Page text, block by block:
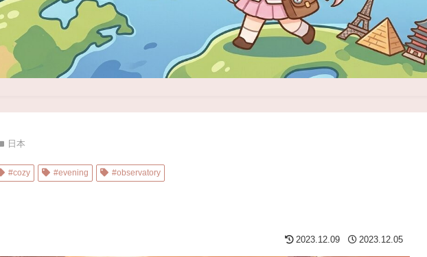
日本
#cozy #evening #observatory
2023.12.09 2023.12.05